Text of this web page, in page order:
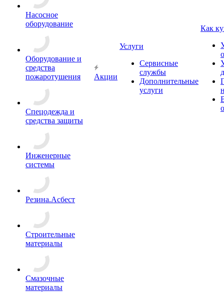
Насосное
оборудование
Оборудование и
средства
пожаротушения
Спецодежда и
средства защиты
Инженерные
системы
Резина.Асбест
Строительные
материалы
Смазочные
материалы
Акции
Услуги
Сервисные
службы
Дополнительные
услуги
Как